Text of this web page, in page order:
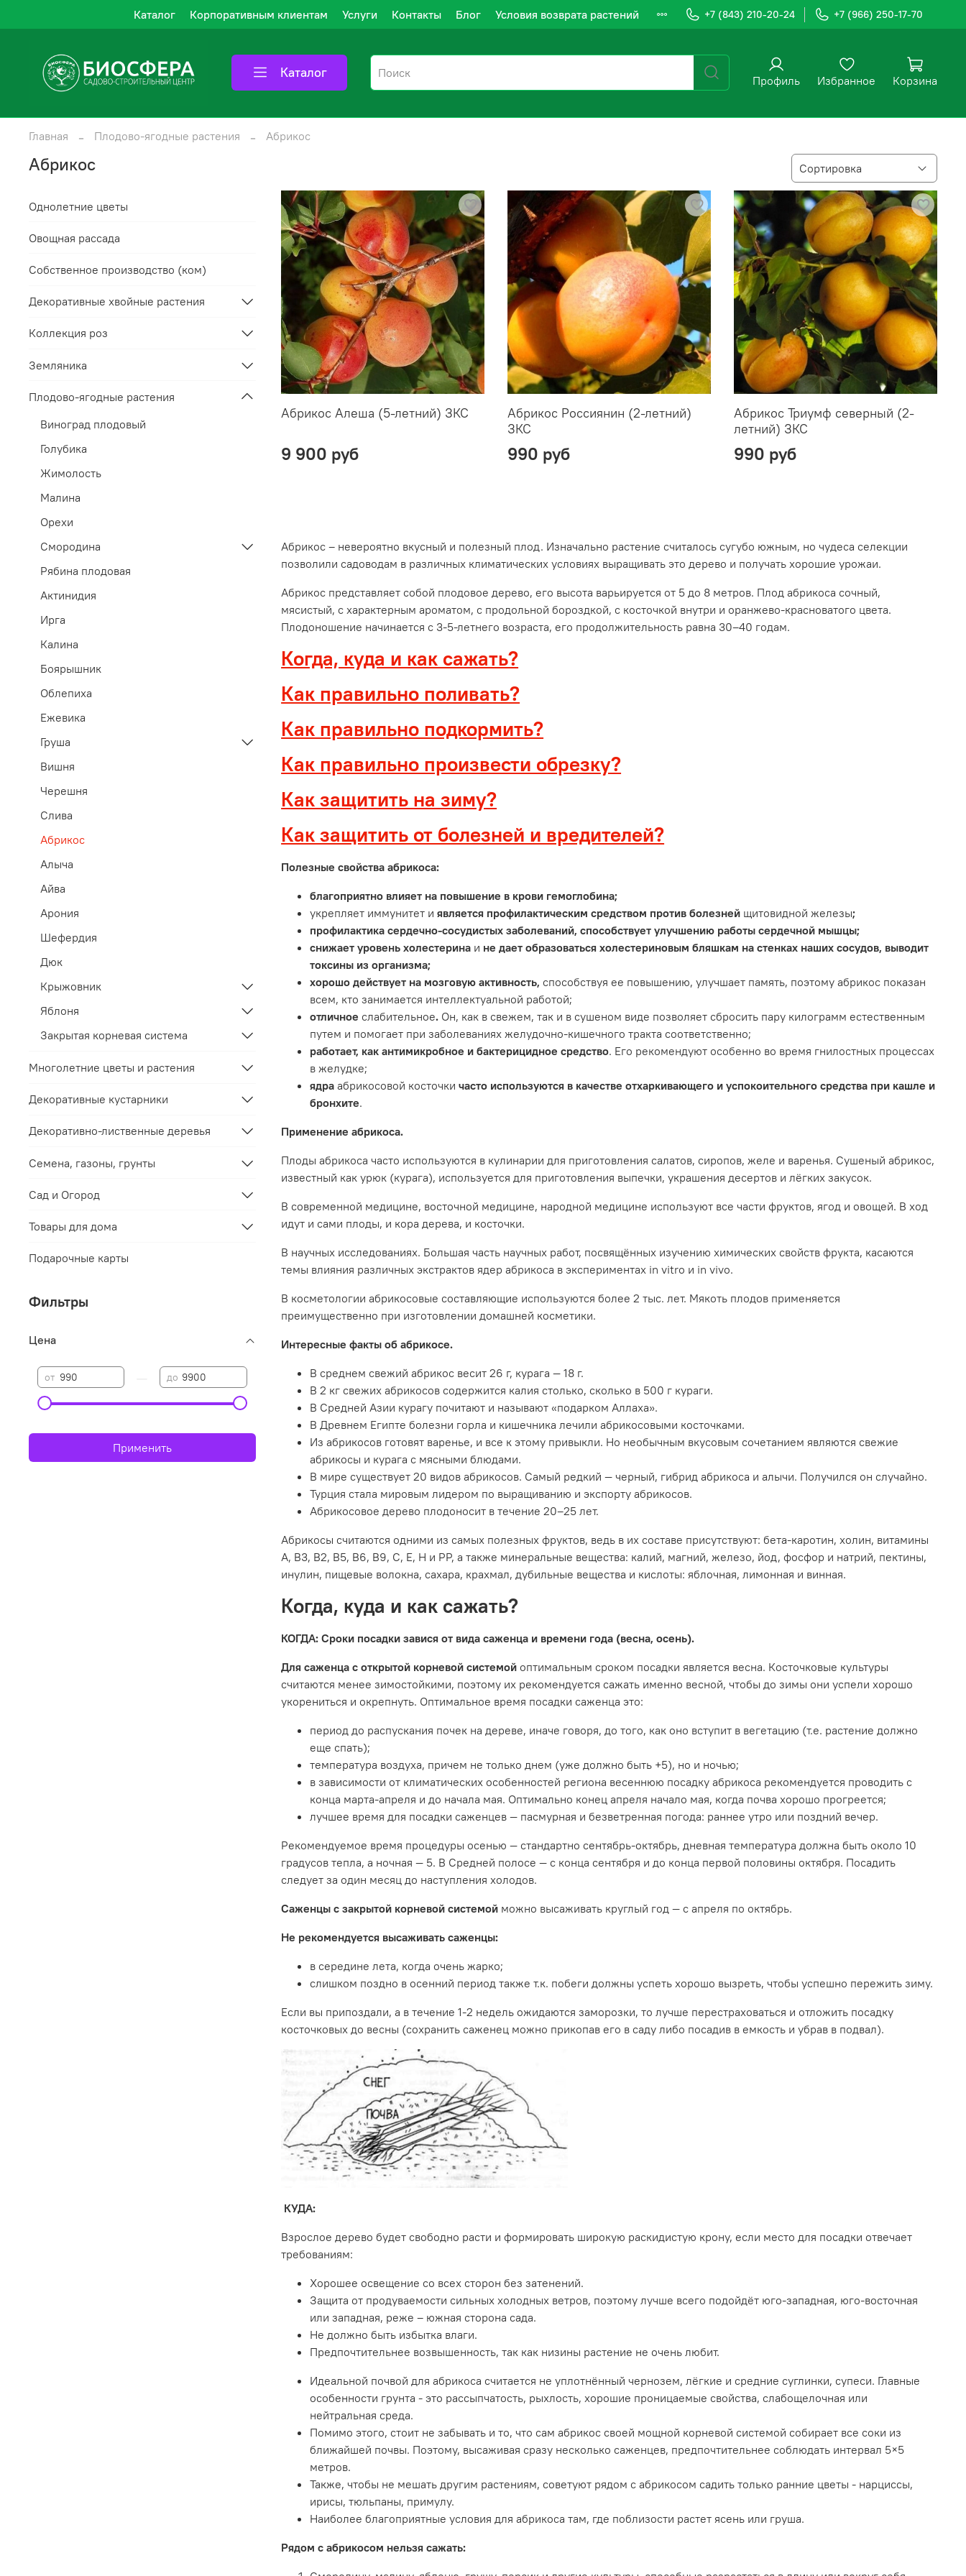
Каталог Корпоративным клиентам Услуги Контакты Блог Условия возврата растений +7 (843) 210-20-24 +7 (966) 250-17-70
Каталог Профиль Избранное Корзина
Главная Плодово-ягодные растения Абрикос
Абрикос
Абрикос Алеша (5-летний) ЗКС
9 900 руб
Абрикос Россиянин (2-летний)
ЗКС
990 руб
Абрикос Триумф северный (2-
летний) ЗКС
990 руб
Абрикос – невероятно вкусный и полезный плод. Изначально растение считалось сугубо южным, но чудеса селекции
позволили садоводам в различных климатических условиях выращивать это дерево и получать хорошие урожаи.
Абрикос представляет собой плодовое дерево, его высота варьируется от 5 до 8 метров. Плод абрикоса сочный,
мясистый, с характерным ароматом, с продольной бороздкой, с косточкой внутри и оранжево-красноватого цвета.
Плодоношение начинается с 3-5-летнего возраста, его продолжительность равна 30–40 годам.
Когда, куда и как сажать?
Как правильно поливать?
Как правильно подкормить?
Как правильно произвести обрезку?
Как защитить на зиму?
Как защитить от болезней и вредителей?
Полезные свойства абрикоса:
благоприятно влияет на повышение в крови гемоглобина;
укрепляет иммунитет иявляется профилактическим средством против болезней щитовидной железы;
профилактика сердечно-сосудистых заболеваний, способствует улучшению работы сердечной мышцы;
снижает уровень холестерина и не дает образоваться холестериновым бляшкам на стенках наших сосудов, выводит
токсины из организма;
хорошо действует на мозговую активность, способствуя ее повышению, улучшает память, поэтому абрикос показан
всем, кто занимается интеллектуальной работой;
отличное слабительное. Он, как в свежем, так и в сушеном виде позволяет сбросить пару килограмм естественным
путем и помогает при заболеваниях желудочно-кишечного тракта соответственно;
работает, как антимикробное и бактерицидное средство. Его рекомендуют особенно во время гнилостных процессах
в желудке;
ядра абрикосовой косточки часто используются в качестве отхаркивающего и успокоительного средства при кашле и
бронхите.
Применение абрикоса.
Плоды абрикоса часто используются в кулинарии для приготовления салатов, сиропов, желе и варенья. Сушеный абрикос,
известный как урюк (курага), используется для приготовления выпечки, украшения десертов и лёгких закусок.
В современной медицине, восточной медицине, народной медицине используют все части фруктов, ягод и овощей. В ход
идут и сами плоды, и кора дерева, и косточки.
В научных исследованиях. Большая часть научных работ, посвящённых изучению химических свойств фрукта, касаются
темы влияния различных экстрактов ядер абрикоса в экспериментах in vitro и in vivo.
В косметологии абрикосовые составляющие используются более 2 тыс. лет. Мякоть плодов применяется
преимущественно при изготовлении домашней косметики.
Интересные факты об абрикосе.
В среднем свежий абрикос весит 26 г, курага — 18 г.
В 2 кг свежих абрикосов содержится калия столько, сколько в 500 г кураги.
В Средней Азии курагу почитают и называют «подарком Аллаха».
В Древнем Египте болезни горла и кишечника лечили абрикосовыми косточками.
Из абрикосов готовят варенье, и все к этому привыкли. Но необычным вкусовым сочетанием являются свежие
абрикосы и курага с мясными блюдами.
В мире существует 20 видов абрикосов. Самый редкий — черный, гибрид абрикоса и алычи. Получился он случайно.
Турция стала мировым лидером по выращиванию и экспорту абрикосов.
Абрикосовое дерево плодоносит в течение 20–25 лет.
Абрикосы считаются одними из самых полезных фруктов, ведь в их составе присутствуют: бета-каротин, холин, витамины
А, В3, В2, В5, В6, В9, С, Е, Н и РР, а также минеральные вещества: калий, магний, железо, йод, фосфор и натрий, пектины,
инулин, пищевые волокна, сахара, крахмал, дубильные вещества и кислоты: яблочная, лимонная и винная.
Когда, куда и как сажать?
КОГДА: Сроки посадки завися от вида саженца и времени года (весна, осень).
Для саженца с открытой корневой системой оптимальным сроком посадки является весна. Косточковые культуры
считаются менее зимостойкими, поэтому их рекомендуется сажать именно весной, чтобы до зимы они успели хорошо
укорениться и окрепнуть. Оптимальное время посадки саженца это:
период до распускания почек на дереве, иначе говоря, до того, как оно вступит в вегетацию (т.е. растение должно
еще спать);
температура воздуха, причем не только днем (уже должно быть +5), но и ночью;
в зависимости от климатических особенностей региона весеннюю посадку абрикоса рекомендуется проводить с
конца марта-апреля и до начала мая. Оптимально конец апреля начало мая, когда почва хорошо прогреется;
лучшее время для посадки саженцев — пасмурная и безветренная погода: раннее утро или поздний вечер.
Рекомендуемое время процедуры осенью — стандартно сентябрь-октябрь, дневная температура должна быть около 10
градусов тепла, а ночная — 5. В Средней полосе — с конца сентября и до конца первой половины октября. Посадить
следует за один месяц до наступления холодов.
Саженцы с закрытой корневой системой можно высаживать круглый год — с апреля по октябрь.
Не рекомендуется высаживать саженцы:
в середине лета, когда очень жарко;
слишком поздно в осенний период также т.к. побеги должны успеть хорошо вызреть, чтобы успешно пережить зиму.
Если вы припоздали, а в течение 1-2 недель ожидаются заморозки, то лучше перестраховаться и отложить посадку
косточковых до весны (сохранить саженец можно прикопав его в саду либо посадив в емкость и убрав в подвал).
КУДА:
Взрослое дерево будет свободно расти и формировать широкую раскидистую крону, если место для посадки отвечает
требованиям:
Хорошее освещение со всех сторон без затенений.
Защита от продуваемости сильных холодных ветров, поэтому лучше всего подойдёт юго-западная, юго-восточная
или западная, реже – южная сторона сада.
Не должно быть избытка влаги.
Предпочтительнее возвышенность, так как низины растение не очень любит.
Идеальной почвой для абрикоса считается не уплотнённый чернозем, лёгкие и средние суглинки, супеси. Главные
особенности грунта - это рассыпчатость, рыхлость, хорошие проницаемые свойства, слабощелочная или
нейтральная среда.
Помимо этого, стоит не забывать и то, что сам абрикос своей мощной корневой системой собирает все соки из
ближайшей почвы. Поэтому, высаживая сразу несколько саженцев, предпочтительнее соблюдать интервал 5×5
метров.
Также, чтобы не мешать другим растениям, советуют рядом с абрикосом садить только ранние цветы - нарциссы,
ирисы, тюльпаны, примулу.
Наиболее благоприятные условия для абрикоса там, где поблизости растет ясень или груша.
Рядом с абрикосом нельзя сажать:
Однолетние цветы
Овощная рассада
Собственное производство (ком)
Декоративные хвойные растения
Коллекция роз
Земляника
Плодово-ягодные растения
Виноград плодовый
Голубика
Жимолость
Малина
Орехи
Смородина
Рябина плодовая
Актинидия
Ирга
Калина
Боярышник
Облепиха
Ежевика
Груша
Вишня
Черешня
Слива
Абрикос
Алыча
Айва
Арония
Шефердия
Дюк
Крыжовник
Яблоня
Закрытая корневая система
Многолетние цветы и растения
Декоративные кустарники
Декоративно-лиственные деревья
Семена, газоны, грунты
Сад и Огород
Товары для дома
Подарочные карты
Фильтры
Цена
от до
Применить